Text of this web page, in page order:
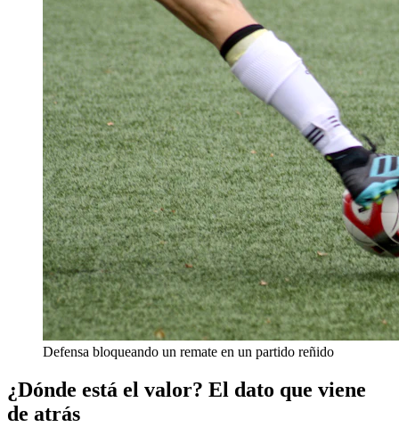
Defensa bloqueando un remate en un partido reñido
¿Dónde está el valor? El dato que viene
de atrás